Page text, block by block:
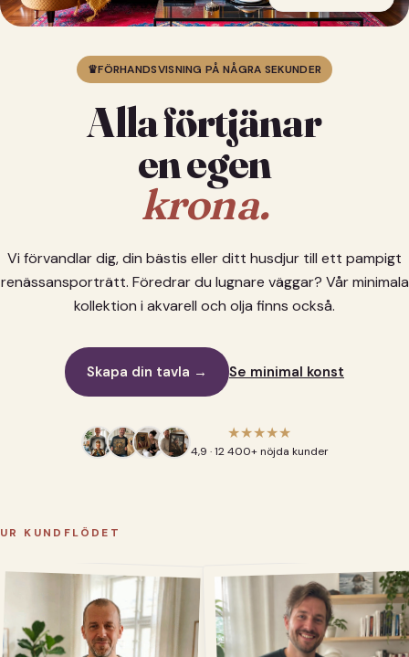
♛FÖRHANDSVISNING PÅ NÅGRA SEKUNDER
Alla förtjänar
en egen
krona.
Vi förvandlar dig, din bästis eller ditt husdjur till ett pampigt
renässansporträtt. Föredrar du lugnare väggar? Vår minimala
kollektion i akvarell och olja finns också.
Skapa din tavla → Se minimal konst
★★★★★
4,9 · 12 400+ nöjda kunder
UR KUNDFLÖDET